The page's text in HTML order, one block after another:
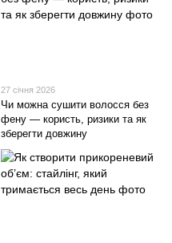
27 січня 2026
Чи можна сушити волосся без
фену — користь, ризики та як
зберегти довжину